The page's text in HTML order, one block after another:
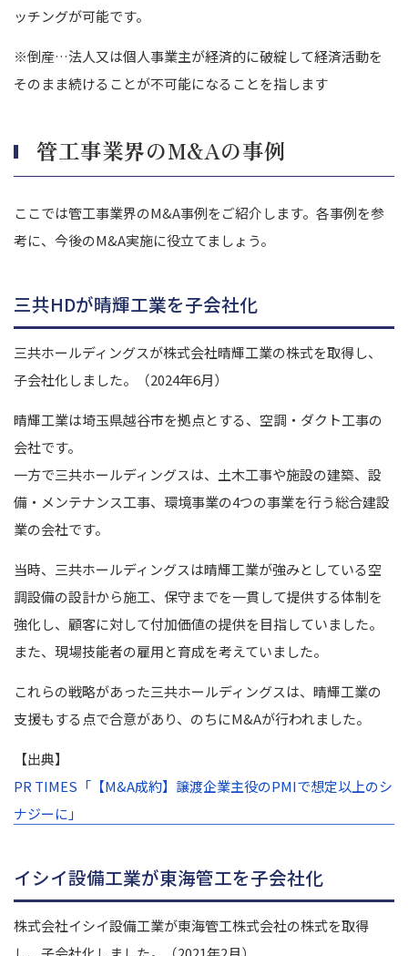
ッチングが可能です。
※倒産…法人又は個人事業主が経済的に破綻して経済活動を
そのまま続けることが不可能になることを指します
管工事業界のM&Aの事例
ここでは管工事業界のM&A事例をご紹介します。 各事例を参
考に、今後のM&A実施に役立てましょう。
三共HDが晴輝工業を子会社化
三共ホールディングスが株式会社晴輝工業の株式を取得し、
子会社化しました。（2024年6月）
晴輝工業は埼玉県越谷市を拠点とする、空調・ダクト工事の
会社です。
一方で三共ホールディングスは、土木工事や施設の建築、設
備・メンテナンス工事、環境事業の4つの事業を行う総合建設
業の会社です。
当時、三共ホールディングスは晴輝工業が強みとしている空
調設備の設計から施工、保守までを一貫して提供する体制を
強化し、顧客に対して付加価値の提供を目指していました。
また、現場技能者の雇用と育成を考えていました。
これらの戦略があった三共ホールディングスは、晴輝工業の
支援もする点で合意があり、のちにM&Aが行われました。
【出典】
PR TIMES「【M&A成約】譲渡企業主役のPMIで想定以上のシ
ナジーに」
イシイ設備工業が東海管工を子会社化
株式会社イシイ設備工業が東海管工株式会社の株式を取得